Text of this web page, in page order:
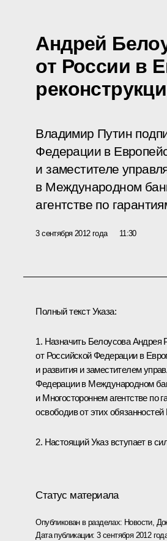
Андрей
от России в
Владимир Путин
Федерации в
и заместителе
в Международном
агентстве по
3 сентября 2012 года 11:30
Полный текст Указа:
1. Назначить Белоусова
от Российской Федерации в
и развития и заместителем
Федерации в Международном
и Многостороннем агентстве по
освободив от этих
2. Настоящий Указ вступает в
Статус материала
Опубликован в разделах: Новости,
Дата публикации:3 сентября 2012